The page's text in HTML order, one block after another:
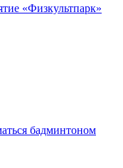
«Физкультпарк»
бадминтоном